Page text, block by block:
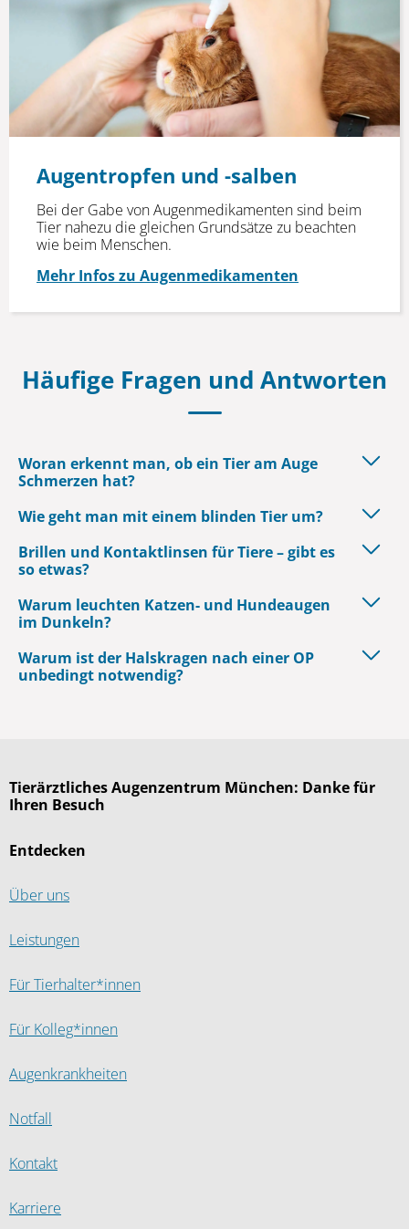
Augentropfen und -salben
Bei der Gabe von Augenmedikamenten sind beim
Tier nahezu die gleichen Grundsätze zu beachten
wie beim Menschen.
Mehr Infos zu Augenmedikamenten
Häufige Fragen und Antworten
Woran erkennt man, ob ein Tier am Auge
Schmerzen hat?
Wie geht man mit einem blinden Tier um?
Brillen und Kontaktlinsen für Tiere – gibt es
so etwas?
Warum leuchten Katzen- und Hundeaugen
im Dunkeln?
Warum ist der Halskragen nach einer OP
unbedingt notwendig?
Entdecken
Über uns
Leistungen
Für Tierhalter*innen
Für Kolleg*innen
Augenkrankheiten
Notfall
Kontakt
Karriere
Tierärztliches Augenzentrum München: Danke für
Ihren Besuch